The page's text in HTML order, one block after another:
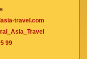
travel.com
99